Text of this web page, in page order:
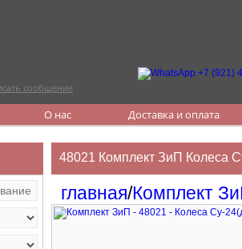
сообщение
О нас Доставка и оплата
48021 Комплект ЗиП Колеса
главная/Комплект